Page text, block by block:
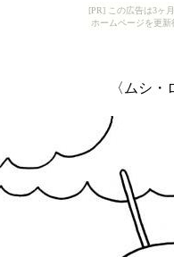
[PR] この広告は3ヶ
ホームページを更
〈ムシ